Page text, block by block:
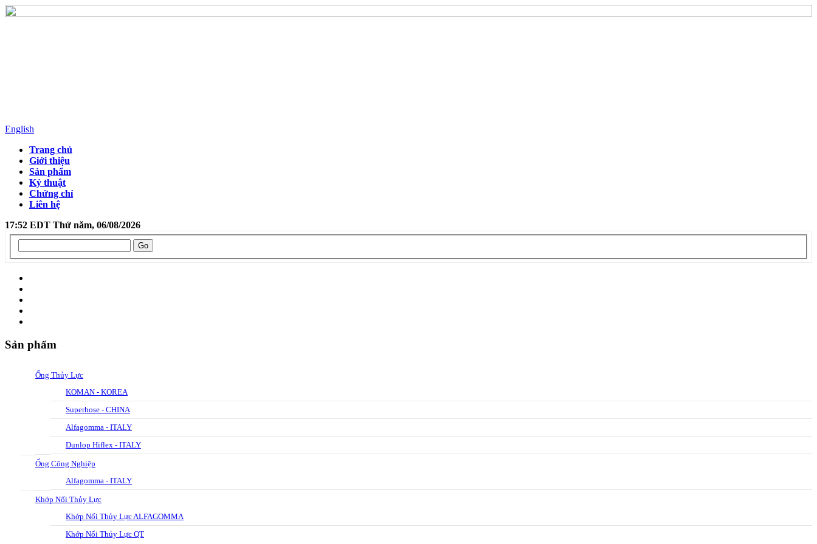
English
Trang chủ
Giới thiệu
Sản phẩm
Kỷ thuật
Chứng chỉ
Liên hệ
17:52 EDT Thứ năm, 06/08/2026
Sản phẩm
Ống Thủy Lực
KOMAN - KOREA
Superhose - CHINA
Alfagomma - ITALY
Dunlop Hiflex - ITALY
Ống Công Nghiệp
Alfagomma - ITALY
Khớp Nối Thủy Lực
Khớp Nối Thủy Lực ALFAGOMMA
Khớp Nối Thủy Lực QT